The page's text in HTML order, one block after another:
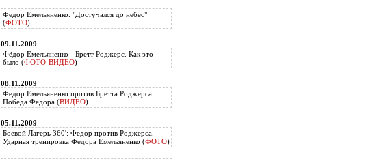
Федор Емельяненко. "Достучался до небес"
(ФОТО)
09.11.2009
Фёдор Емельяненко - Бретт Роджерс. Как это
было (ФОТО-ВИДЕО)
08.11.2009
Федор Емельяненко против Бретта Роджерса.
Победа Федора (ВИДЕО)
05.11.2009
Боевой Лагерь 360': Федор против Роджерса.
Ударная тренировка Федора Емельяненко (ФОТО)